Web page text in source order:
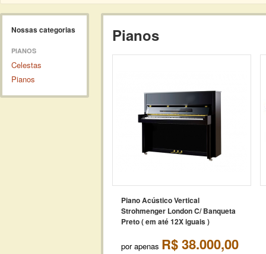
Nossas categorias
PIANOS
Celestas
Pianos
Pianos
Piano Acústico Vertical
Strohmenger London C/ Banqueta
Preto ( em até 12X iguais )
por apenas R$ 38.000,00